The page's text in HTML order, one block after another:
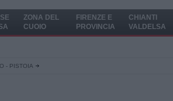
ZONA DEL
CUOIO
FIRENZE E
PROVINCIA
CHIANTI
VALDELSA
- PISTOIA